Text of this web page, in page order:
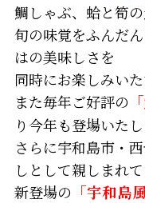
鯛しゃぶ、蛤と筍
旬の味覚をふんだ
はの美味しさを
同時にお楽しみいた
また毎年ご好評の
り今年も登場いたし
さらに宇和島市・
しとして親しまれ
新登場の 「宇和島